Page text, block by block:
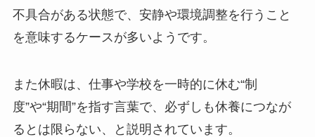
不具合がある状態で、安静や環境調整を行うこと
を意味するケースが多いようです。
また休暇は、仕事や学校を一時的に休む“制
度”や“期間”を指す言葉で、必ずしも休養につなが
るとは限らない、と説明されています。